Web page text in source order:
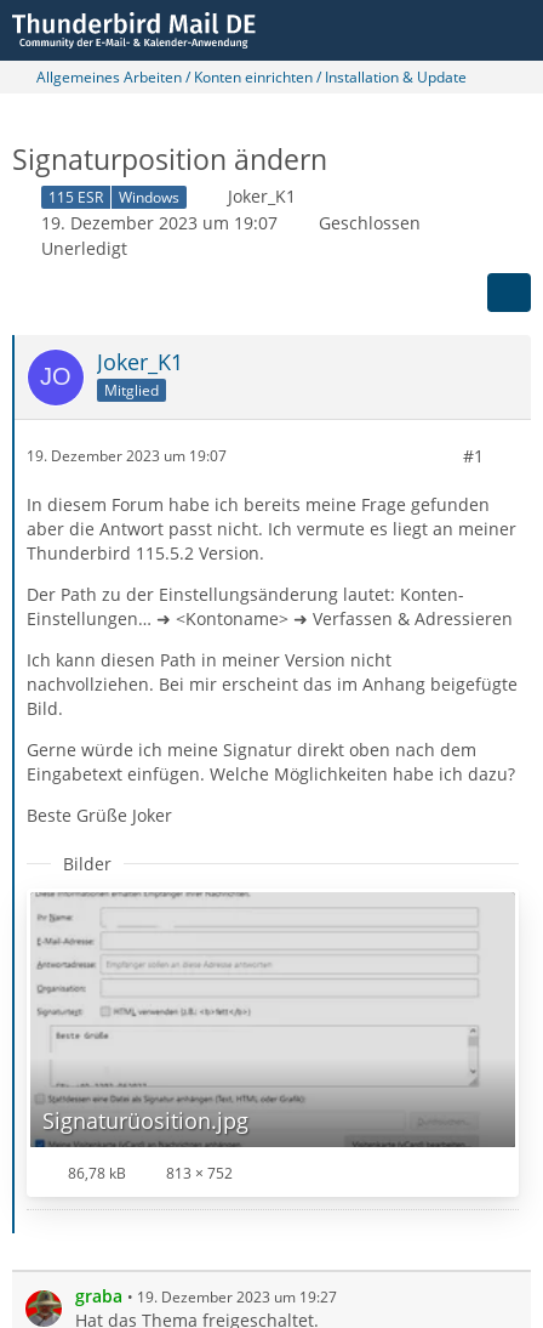
Allgemeines Arbeiten / Konten einrichten / Installation & Update
Signaturposition ändern
115 ESR Windows
Joker_K1
19. Dezember 2023 um 19:07
Geschlossen
Unerledigt
Joker_K1
Mitglied
19. Dezember 2023 um 19:07 #1
In diesem Forum habe ich bereits meine Frage gefunden
aber die Antwort passt nicht. Ich vermute es liegt an meiner
Thunderbird 115.5.2 Version.
Der Path zu der Einstellungsänderung lautet: Konten-
Einstellungen… ➜ <Kontoname> ➜ Verfassen & Adressieren
Ich kann diesen Path in meiner Version nicht
nachvollziehen. Bei mir erscheint das im Anhang beigefügte
Bild.
Gerne würde ich meine Signatur direkt oben nach dem
Eingabetext einfügen. Welche Möglichkeiten habe ich dazu?
Beste Grüße Joker
Bilder
Signaturüosition.jpg
86,78 kB 813 × 752
graba 19. Dezember 2023 um 19:27
Hat das Thema freigeschaltet.